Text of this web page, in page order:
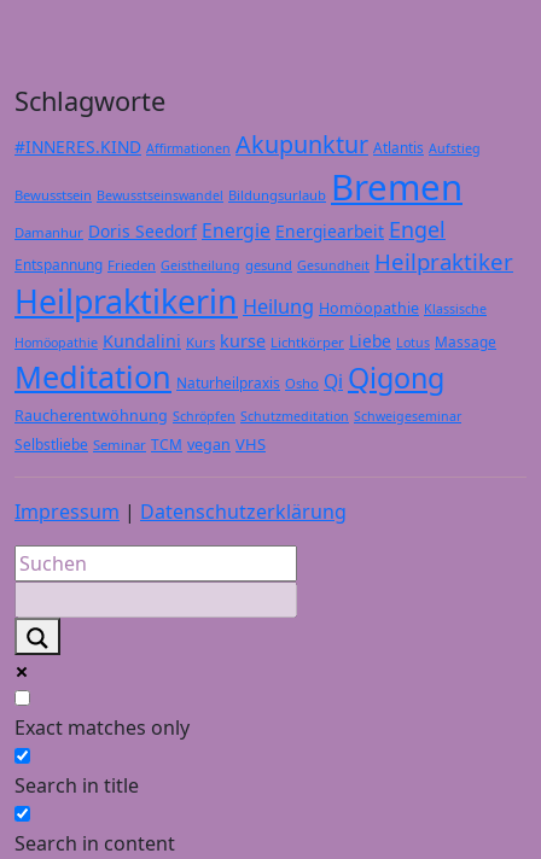
Schlagworte
#INNERES.KIND Affirmationen Akupunktur Atlantis Aufstieg
Bewusstsein Bewusstseinswandel Bildungsurlaub Bremen
Damanhur Doris Seedorf Energie Energiearbeit Engel
Entspannung Frieden Geistheilung gesund Gesundheit Heilpraktiker
Heilpraktikerin Heilung Homöopathie Klassische
Homöopathie Kundalini Kurs kurse Lichtkörper Liebe Lotus Massage
Meditation Naturheilpraxis Osho Qi Qigong
Raucherentwöhnung Schröpfen Schutzmeditation Schweigeseminar
Selbstliebe Seminar TCM vegan VHS
Impressum | Datenschutzerklärung
Exact matches only
Search in title
Search in content